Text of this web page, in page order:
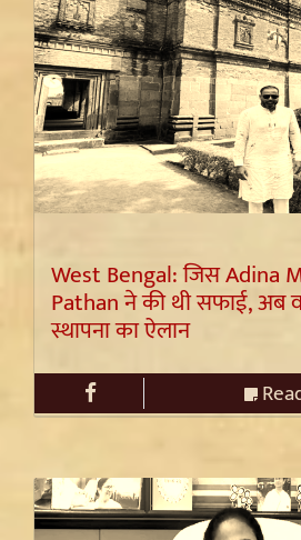
West Bengal: जिस Adina
Pathan ने की थी सफाई, अब
स्थापना का ऐलान